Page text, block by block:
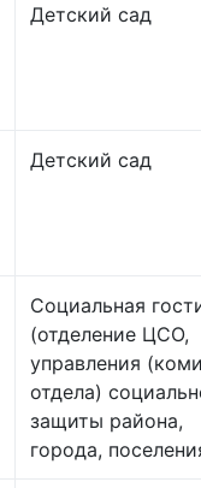
Детский сад
Детский сад
Социальная
(отделение ЦСО,
управления
отдела)
защиты района,
города,